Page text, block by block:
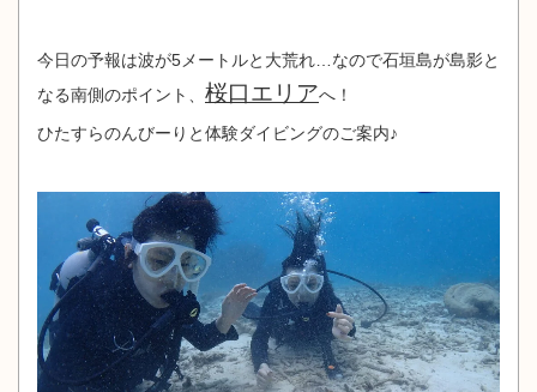
今日の予報は波が5メートルと大荒れ…なので石垣島が島影と
なる南側のポイント、 桜口エリアへ！
ひたすらのんびーりと体験ダイビングのご案内♪